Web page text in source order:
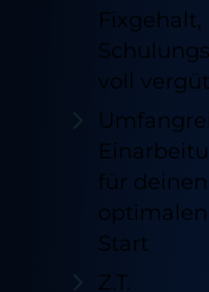
Fixgehalt,
voll
für deinen
optimalen
Start
Z.T.